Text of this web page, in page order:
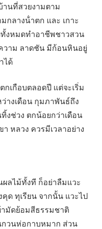
านที่สวยงามตาม
กลางน้ําตก และ เกาะ
ทั้งหมดทําอาชีพชาวสวน
วาม ลาดชัน มีก้อนหินอยู่
ได้
กเกือบตลอดปี แต่จะเริ่ม
างเดือน กุมภาพันธ์ถึง
งช่วง ตกน้อยกว่าเดือน
หลวง ควรมีเวลาอย่าง
ลไม้ทั้งที ก็อย่าลืมแวะ
ด ทุเรียน จากนั้น แวะไป
มัดย้อมสีธรรมชาติ
กวนห่อกาบหมาก ส่วน